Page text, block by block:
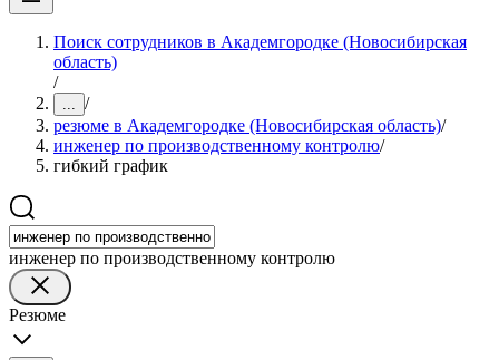
Поиск сотрудников в Академгородке (Новосибирская
область)
/
... /
резюме в Академгородке (Новосибирская область)/
инженер по производственному контролю/
гибкий график
инженер по производственному контролю
Резюме